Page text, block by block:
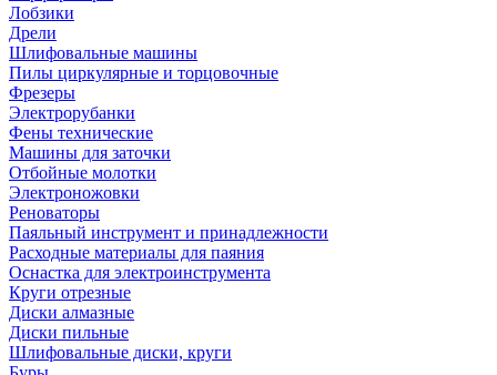
Лобзики
Дрели
Шлифовальные машины
Пилы циркулярные и торцовочные
Фрезеры
Электрорубанки
Фены технические
Машины для заточки
Отбойные молотки
Электроножовки
Реноваторы
Паяльный инструмент и принадлежности
Расходные материалы для паяния
Оснастка для электроинструмента
Круги отрезные
Диски алмазные
Диски пильные
Шлифовальные диски, круги